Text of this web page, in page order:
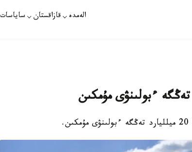
الەمدە قازاقستان ساياسات